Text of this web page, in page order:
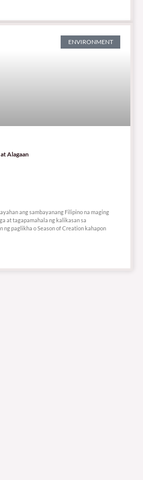
ENVIRONMENT
Alagaan
ang sambayanang Filipino na maging
at tagapamahala ng kalikasan sa
ng paglikha o Season of Creation kahapon